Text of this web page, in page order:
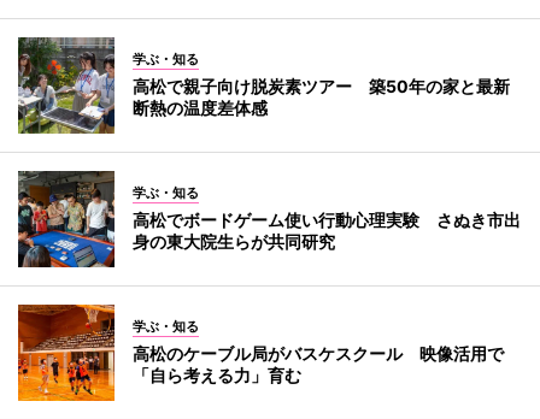
学ぶ・知る
高松で親子向け脱炭素ツアー 築50年の家と最新
断熱の温度差体感
学ぶ・知る
高松でボードゲーム使い行動心理実験 さぬき市出
身の東大院生らが共同研究
学ぶ・知る
高松のケーブル局がバスケスクール 映像活用で
「自ら考える力」育む